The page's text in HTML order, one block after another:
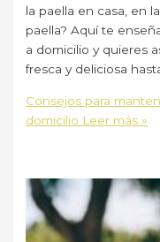
la paella en casa, en
paella? Aquí te
a domicilio y quieres
fresca y deliciosa
Consejos para
domicilio Leer más »